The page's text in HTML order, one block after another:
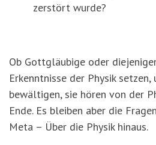
zerstört wurde?
Ob Gottgläubige oder
Erkenntnisse der Physik setzen,
bewältigen, sie hören von der
Ende. Es bleiben aber die
Meta – Über die Physik hinaus.